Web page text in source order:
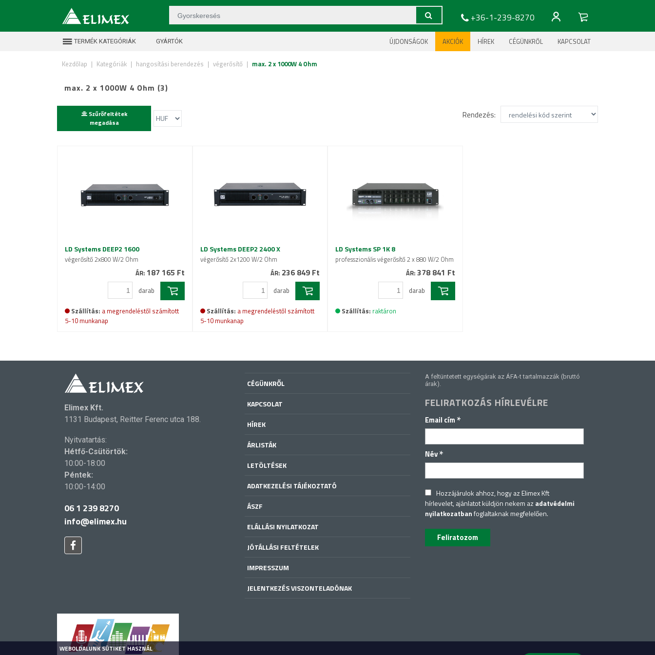
+36-1-239-8270
TERMÉK KATEGÓRIÁK GYÁRTÓK KAPCSOLAT
CÉGÜNKRŐL
HÍREK
AKCIÓK
ÚJDONSÁGOK
Kezdőlap | Kategóriák | hangosítási berendezés | végerősítő | max. 2 x 1000W 4 Ohm
max. 2 x 1000W 4 Ohm (3)
Szűrőfeltétek
megadása
Rendezés:
LD Systems DEEP2 1600
végerősítő 2x800 W/2 Ohm
ÁR: 187 165 Ft
darab
Szállítás: a megrendeléstől számított
5-10 munkanap
LD Systems DEEP2 2400 X
végerősítő 2x1200 W/2 Ohm
ÁR: 236 849 Ft
darab
Szállítás: a megrendeléstől számított
5-10 munkanap
LD Systems SP 1K 8
professzionális végerősítő 2 x 880 W/2 Ohm
ÁR: 378 841 Ft
darab
Szállítás: raktáron
Elimex Kft.
1131 Budapest, Reitter Ferenc utca 188.
Nyitvatartás:
Hétfő-Csütörtök:
10:00-18:00
Péntek:
10:00-14:00
06 1 239 8270
info@elimex.hu
CÉGÜNKRŐL
KAPCSOLAT
HÍREK
ÁRLISTÁK
LETÖLTÉSEK
ADATKEZELÉSI TÁJÉKOZTATÓ
ÁSZF
ELÁLLÁSI NYILATKOZAT
JÓTÁLLÁSI FELTÉTELEK
IMPRESSZUM
JELENTKEZÉS VISZONTELADÓNAK
A feltüntetett egységárak az ÁFA-t tartalmazzák (bruttó
árak).
FELIRATKOZÁS HÍRLEVÉLRE
Email cím *
Név*
Hozzájárulok ahhoz, hogy az Elimex Kft
hírlevelet, ajánlatot küldjön nekem az adatvédelmi
nyilatkozatbanfoglaltaknak megfelelően.
WEBOLDALUNK SÜTIKET HASZNÁL